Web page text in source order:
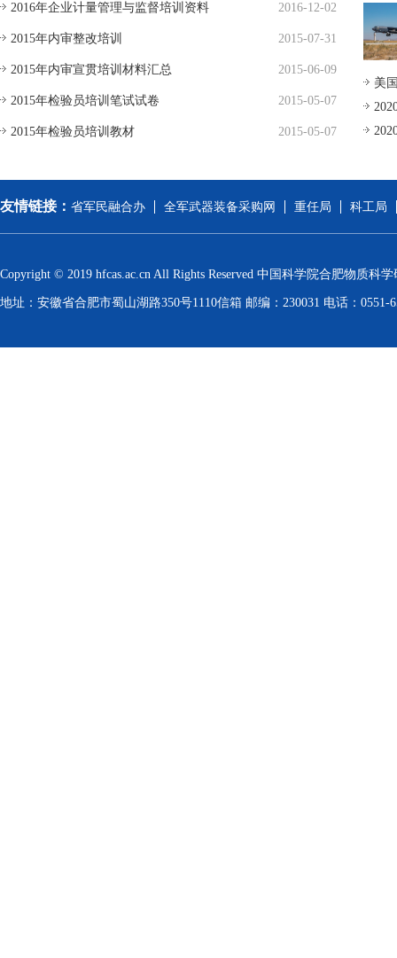
2016年企业计量管理与监督培训资料 2016-12-02
2015年内审整改培训 2015-07-31
2015年内审宣贯培训材料汇总 2015-06-09
2015年检验员培训笔试试卷 2015-05-07
2015年检验员培训教材 2015-05-07
美国
友情链接： 省军民融合办 全军武器装备采购网 重任局 科工局
Copyright © 2019 hfcas.ac.cn All Rights Reserved 中国科学院合肥物质科
地址：安徽省合肥市蜀山湖路350号1110信箱 邮编：230031 电话：0551-